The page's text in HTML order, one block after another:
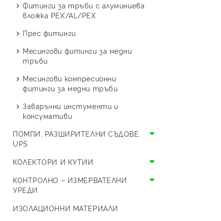
Термопомпи Crystal OPAL
Термопомпи Crystal ONYX
Термопомпи Thermolux
Единичен сплит LG
Моноблок LG
Термопомпи HYUNDAI
Единичен сплит HYUNDAI
Термопомпи Bosch
изолациярезба
резба
Холендрови кранове
Спирателни и шибърни
Смукатели
Поцинковани фитинги
Месингова водопроводна
арматура
Смесители
Фитинги за тръби с алуминиева
вложка PEX/AL/PEX
Прес фитинги
Месингови фитинги за медни
тръби
Месингови компресионни
фитинги за медни тръби
Заваръчни инстументи и
консумативи
ПОМПИ, РАЗШИРИТЕЛНИ СЪДОВЕ,
UPS
Циркулационни помпи и UPS
Разширителни съдове
отворена система
КОЛЕКТОРИ И КУТИИ
Колектори
Кутии
КОНТРОЛНО – ИЗМЕРВАТЕЛНИ
УРЕДИ
Предпазни уреди
ИЗОЛАЦИОННИ МАТЕРИАЛИ